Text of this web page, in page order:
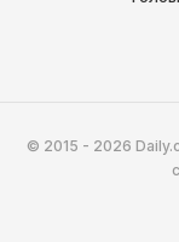
© 2015 - 2026